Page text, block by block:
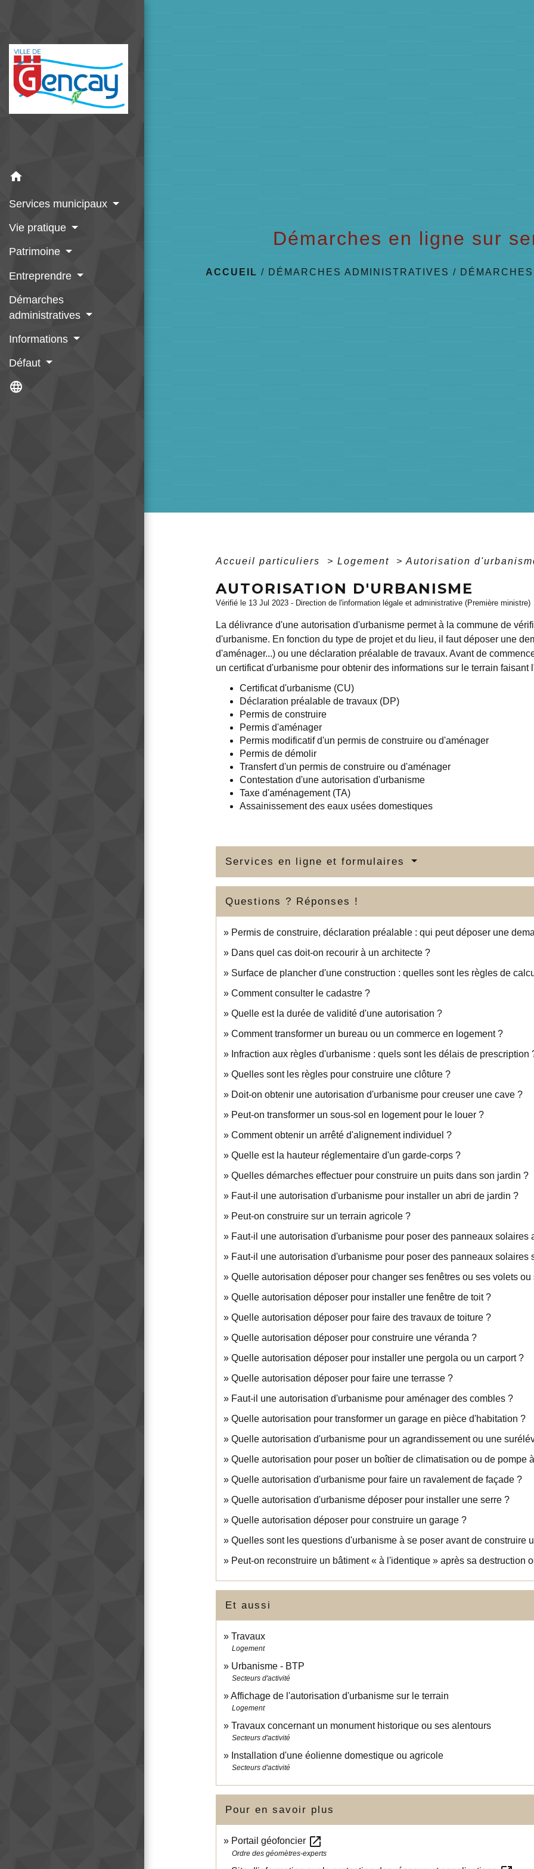
home
Services municipaux
Vie pratique
Patrimoine
Entreprendre
Démarches
administratives
Informations
Défaut
language
Démarches en ligne sur
ACCUEIL / DÉMARCHES ADMINISTRATIVES /
Accueil particuliers > Logement > Autorisation
AUTORISATION D'URBANISME
Vérifié le 13 Jul 2023 - Direction de l'information légale et administrative (Première ministre)
La délivrance d'une autorisation d'urbanisme permet à la commune de
d'urbanisme. En fonction du type de projet et du lieu, il faut déposer une
d'aménager...) ou une déclaration préalable de travaux. Avant de
un certificat d'urbanisme pour obtenir des informations sur le terrain faisant
Certificat d'urbanisme (CU)
Déclaration préalable de travaux (DP)
Permis de construire
Permis d'aménager
Permis modificatif d'un permis de construire ou d'aménager
Permis de démolir
Transfert d'un permis de construire ou d'aménager
Contestation d'une autorisation d'urbanisme
Taxe d'aménagement (TA)
Assainissement des eaux usées domestiques
Services en ligne et formulaires
Questions ? Réponses !
Permis de construire, déclaration préalable : qui peut déposer une
Dans quel cas doit-on recourir à un architecte ?
Surface de plancher d'une construction : quelles sont les règles de
Comment consulter le cadastre ?
Quelle est la durée de validité d'une autorisation ?
Comment transformer un bureau ou un commerce en logement ?
Infraction aux règles d'urbanisme : quels sont les délais de prescription
Quelles sont les règles pour construire une clôture ?
Doit-on obtenir une autorisation d'urbanisme pour creuser une cave ?
Peut-on transformer un sous-sol en logement pour le louer ?
Comment obtenir un arrêté d'alignement individuel ?
Quelle est la hauteur réglementaire d'un garde-corps ?
Quelles démarches effectuer pour construire un puits dans son jardin ?
Faut-il une autorisation d'urbanisme pour installer un abri de jardin ?
Peut-on construire sur un terrain agricole ?
Faut-il une autorisation d'urbanisme pour poser des panneaux solaires
Faut-il une autorisation d'urbanisme pour poser des panneaux solaires
Quelle autorisation déposer pour changer ses fenêtres ou ses volets ou
Quelle autorisation déposer pour installer une fenêtre de toit ?
Quelle autorisation déposer pour faire des travaux de toiture ?
Quelle autorisation déposer pour construire une véranda ?
Quelle autorisation déposer pour installer une pergola ou un carport ?
Quelle autorisation déposer pour faire une terrasse ?
Faut-il une autorisation d'urbanisme pour aménager des combles ?
Quelle autorisation pour transformer un garage en pièce d'habitation ?
Quelle autorisation d'urbanisme pour un agrandissement ou une
Quelle autorisation pour poser un boîtier de climatisation ou de pompe
Quelle autorisation d'urbanisme pour faire un ravalement de façade ?
Quelle autorisation d'urbanisme déposer pour installer une serre ?
Quelle autorisation déposer pour construire un garage ?
Quelles sont les questions d'urbanisme à se poser avant de construire
Peut-on reconstruire un bâtiment « à l'identique » après sa destruction
Et aussi
Travaux
Logement
Urbanisme - BTP
Secteurs d'activité
Affichage de l'autorisation d'urbanisme sur le terrain
Logement
Travaux concernant un monument historique ou ses alentours
Secteurs d'activité
Installation d'une éolienne domestique ou agricole
Secteurs d'activité
Pour en savoir plus
Portail géofoncier open_in_new
Ordre des géomètres-experts